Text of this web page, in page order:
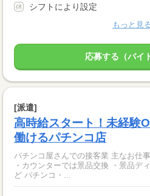
シフトにより設定
もっと見
応募する（バイ
[派遣]
高時給スタート！未経験
働けるパチンコ店
パチンコ屋さんでの接客業 主なお仕
・カウンターでは景品交換 ・景品デ
ど パチンコ・...